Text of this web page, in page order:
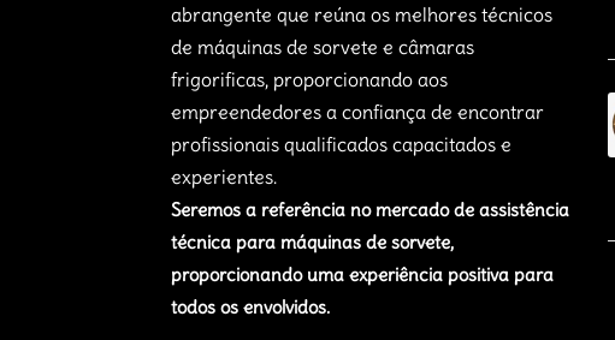
abrangente que reúna os melhores técnicos
de máquinas de sorvete e câmaras
frigorificas, proporcionando aos
empreendedores a confiança de encontrar
profissionais qualificados capacitados e
experientes.
Seremos a referência no mercado de assistência
técnica para máquinas de sorvete,
proporcionando uma experiência positiva para
todos os envolvidos.